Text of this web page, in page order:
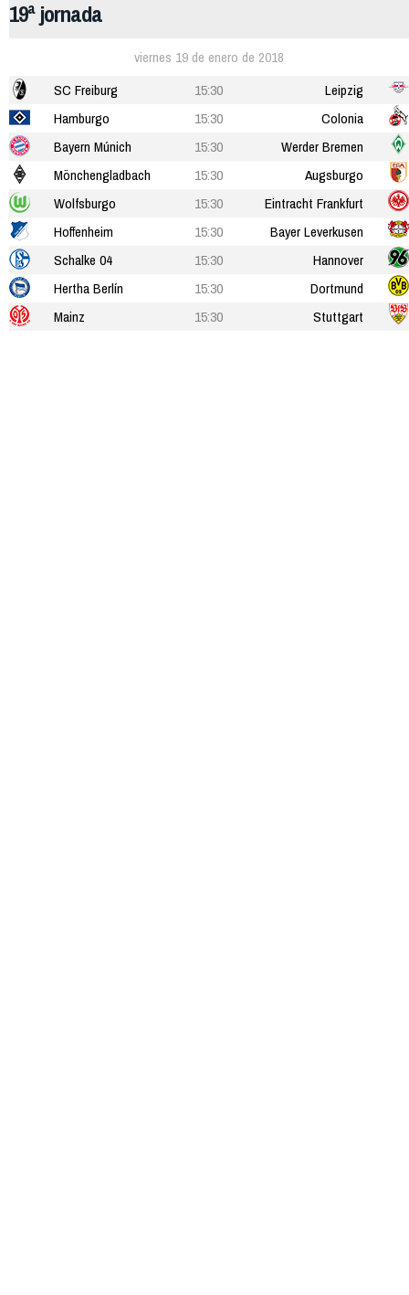
19ª jornada
viernes 19 de enero de 2018
SC Freiburg
15:30
Leipzig
Hamburgo
15:30
Colonia
Bayern Múnich
15:30
Werder Bremen
Mönchengladbach
15:30
Augsburgo
Wolfsburgo
15:30
Eintracht Frankfurt
Hoffenheim
15:30
Bayer Leverkusen
Schalke 04
15:30
Hannover
Hertha Berlín
15:30
Dortmund
Mainz
15:30 Stuttgart